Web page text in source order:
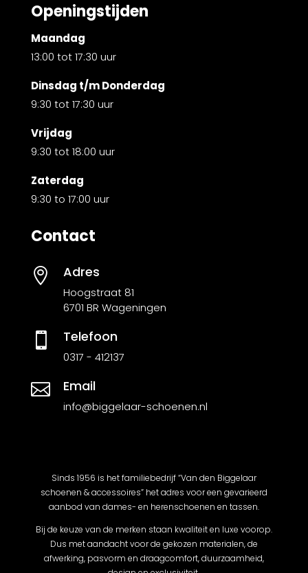
Openingstijden
Maandag
13:00 tot 17:30 uur
Dinsdag t/m Donderdag
9:30 tot 17:30 uur
Vrijdag
9:30 tot 18:00 uur
Zaterdag
9:30 to 17:00 uur
Contact
 Adres
Hoogstraat 81
6701 BR Wageningen
 Telefoon
0317 - 412137
 Email
info@biggelaar-schoenen.nl
Sinds 1956 is het familiebedrijf “Van den Biggelaar
schoenen & accessoires” het adres voor een gevarieerd
aanbod van dames- en herenschoenen en tassen.
Bij de keuze van de merken staan kwaliteit en luxe voorop.
Dus met aandacht voor de gekozen materialen, de
afwerking, pasvorm en draagcomfort, duurzaamheid,